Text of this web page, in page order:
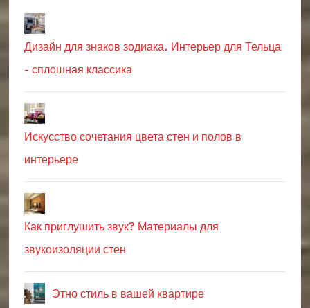
Дизайн для знаков зодиака. Интерьер для Тельца
- сплошная классика
Искусство сочетания цвета стен и полов в
интерьере
Как приглушить звук? Материалы для
звукоизоляции стен
Этно стиль в вашей квартире